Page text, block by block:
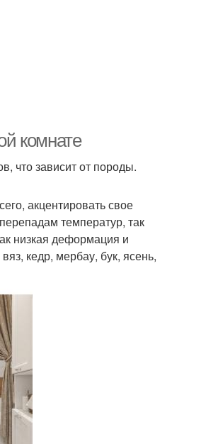
комнате
что зависит от породы.
акцентировать свое
температур, так
низкая деформация и
кедр, мербау, бук, ясень,